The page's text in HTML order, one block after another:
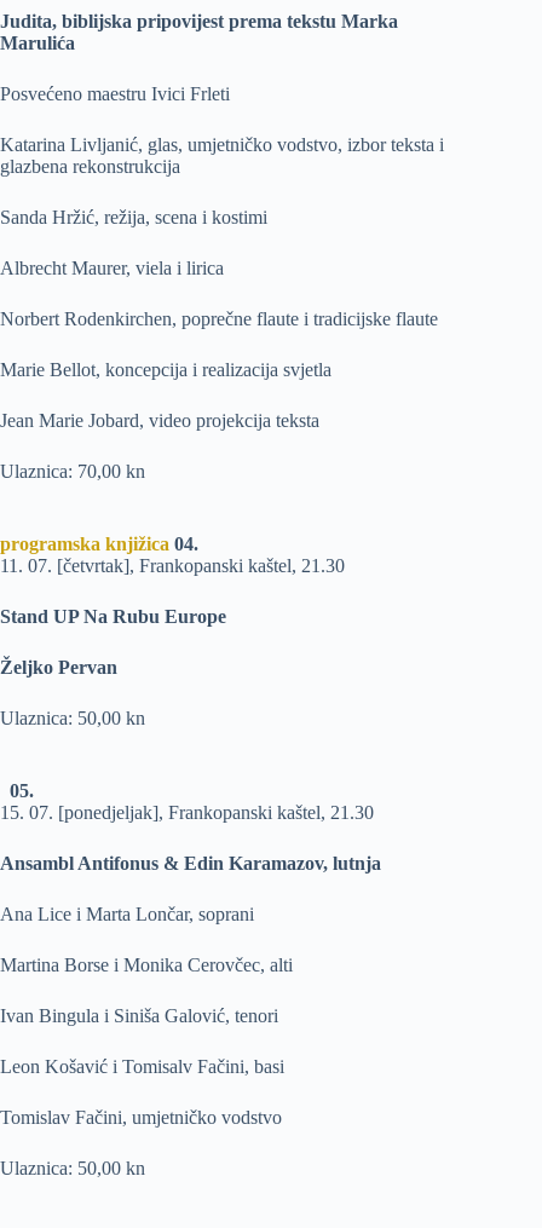
Judita, biblijska pripovijest prema tekstu Marka
Marulića
Posvećeno maestru Ivici Frleti
Katarina Livljanić, glas, umjetničko vodstvo, izbor teksta i
glazbena rekonstrukcija
Sanda Hržić, režija, scena i kostimi
Albrecht Maurer, viela i lirica
Norbert Rodenkirchen, poprečne flaute i tradicijske flaute
Marie Bellot, koncepcija i realizacija svjetla
Jean Marie Jobard, video projekcija teksta
Ulaznica: 70,00 kn
programska knjižica 04.
11. 07. [četvrtak], Frankopanski kaštel, 21.30
Stand UP Na Rubu Europe
Željko Pervan
Ulaznica: 50,00 kn
05.
15. 07. [ponedjeljak], Frankopanski kaštel, 21.30
Ansambl Antifonus & Edin Karamazov, lutnja
Ana Lice i Marta Lončar, soprani
Martina Borse i Monika Cerovčec, alti
Ivan Bingula i Siniša Galović, tenori
Leon Košavić i Tomisalv Fačini, basi
Tomislav Fačini, umjetničko vodstvo
Ulaznica: 50,00 kn